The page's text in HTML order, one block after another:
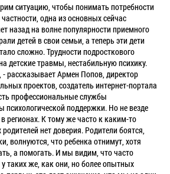
ситуацию, чтобы понимать потребности
одна из основных сейчас
назад на волне популярности приемного
детей в свои семьи, а теперь эти дети
сложно. Трудности подросткового
детские травмы, нестабильную психику.
рассказывает Армен Попов, директор
проектов, создатель интернет-портала
профессиональные службы
поддержки. Но не везде
регионах. К тому же часто к каким-то
нет доверия. Родители боятся,
волнуются, что ребенка отнимут, хотя
а помогать. И мы видим, что часто
таких же, как они, но более опытных